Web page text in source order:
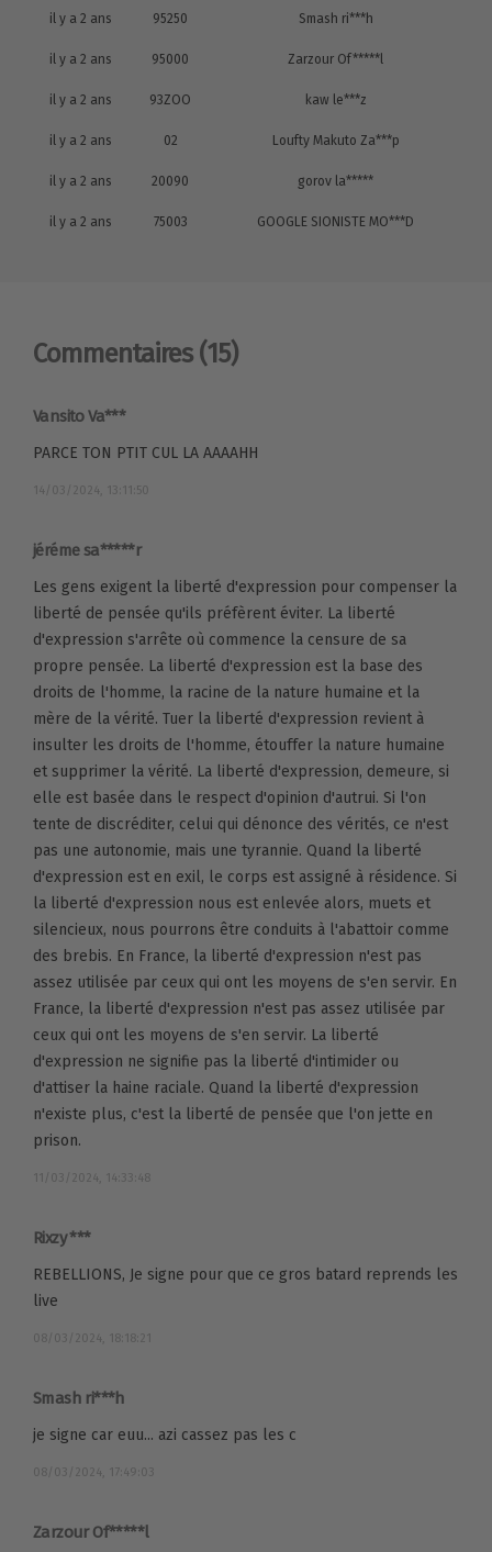
il y a 2 ans 95250 Smash ri***h
il y a 2 ans 95000 Zarzour Of*****l
il y a 2 ans 93ZOO kaw le***z
il y a 2 ans 02 Loufty Makuto Za***p
il y a 2 ans 20090 gorov la*****
il y a 2 ans 75003 GOOGLE SIONISTE MO***D
Commentaires (15)
Vansito Va***
PARCE TON PTIT CUL LA AAAAHH
14/03/2024, 13:11:50
jéréme sa*****r
Les gens exigent la liberté d'expression pour compenser la
liberté de pensée qu'ils préfèrent éviter. La liberté
d'expression s'arrête où commence la censure de sa
propre pensée. La liberté d'expression est la base des
droits de l'homme, la racine de la nature humaine et la
mère de la vérité. Tuer la liberté d'expression revient à
insulter les droits de l'homme, étouffer la nature humaine
et supprimer la vérité. La liberté d'expression, demeure, si
elle est basée dans le respect d'opinion d'autrui. Si l'on
tente de discréditer, celui qui dénonce des vérités, ce n'est
pas une autonomie, mais une tyrannie. Quand la liberté
d'expression est en exil, le corps est assigné à résidence. Si
la liberté d'expression nous est enlevée alors, muets et
silencieux, nous pourrons être conduits à l'abattoir comme
des brebis. En France, la liberté d'expression n'est pas
assez utilisée par ceux qui ont les moyens de s'en servir. En
France, la liberté d'expression n'est pas assez utilisée par
ceux qui ont les moyens de s'en servir. La liberté
d'expression ne signifie pas la liberté d'intimider ou
d'attiser la haine raciale. Quand la liberté d'expression
n'existe plus, c'est la liberté de pensée que l'on jette en
prison.
11/03/2024, 14:33:48
Rixzy ***
REBELLIONS, Je signe pour que ce gros batard reprends les
live
08/03/2024, 18:18:21
Smash ri***h
je signe car euu... azi cassez pas les c
08/03/2024, 17:49:03
Zarzour Of*****l